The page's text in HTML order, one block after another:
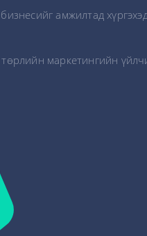
амжилтад
маркетингийн